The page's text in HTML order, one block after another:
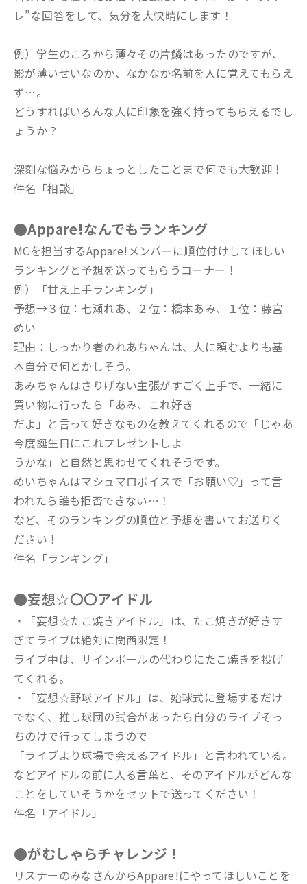
レ”な回答をして、気分を大快晴にします！
例）学生のころから薄々その片鱗はあったのですが、
影が薄いせいなのか、なかなか名前を人に覚えてもらえ
ず…。
どうすればいろんな人に印象を強く持ってもらえるでし
ょうか？
深刻な悩みからちょっとしたことまで何でも大歓迎！
件名「相談」
●Appare!なんでもランキング
MCを担当するAppare!メンバーに順位付けしてほしい
ランキングと予想を送ってもらうコーナー！
例）「甘え上手ランキング」
予想→３位：七瀬れあ、２位：橋本あみ、１位：藤宮
めい
理由：しっかり者のれあちゃんは、人に頼むよりも基
本自分で何とかしそう。
あみちゃんはさりげない主張がすごく上手で、一緒に
買い物に行ったら「あみ、これ好き
だよ」と言って好きなものを教えてくれるので「じゃあ
今度誕生日にこれプレゼントしよ
うかな」と自然と思わせてくれそうです。
めいちゃんはマシュマロボイスで「お願い♡」って言
われたら誰も拒否できない…！
など、そのランキングの順位と予想を書いてお送りく
ださい！
件名「ランキング」
●妄想☆〇〇アイドル
・「妄想☆たこ焼きアイドル」は、たこ焼きが好きす
ぎてライブは絶対に関西限定！
ライブ中は、サインボールの代わりにたこ焼きを投げ
てくれる。
・「妄想☆野球アイドル」は、始球式に登場するだけ
でなく、推し球団の試合があったら自分のライブそっ
ちのけで行ってしまうので
「ライブより球場で会えるアイドル」と言われている。
などアイドルの前に入る言葉と、そのアイドルがどんな
ことをしていそうかをセットで送ってください！
件名「アイドル」
●がむしゃらチャレンジ！
リスナーのみなさんからAppare!にやってほしいことを